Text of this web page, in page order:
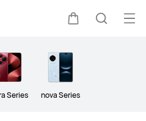
Series nova Series